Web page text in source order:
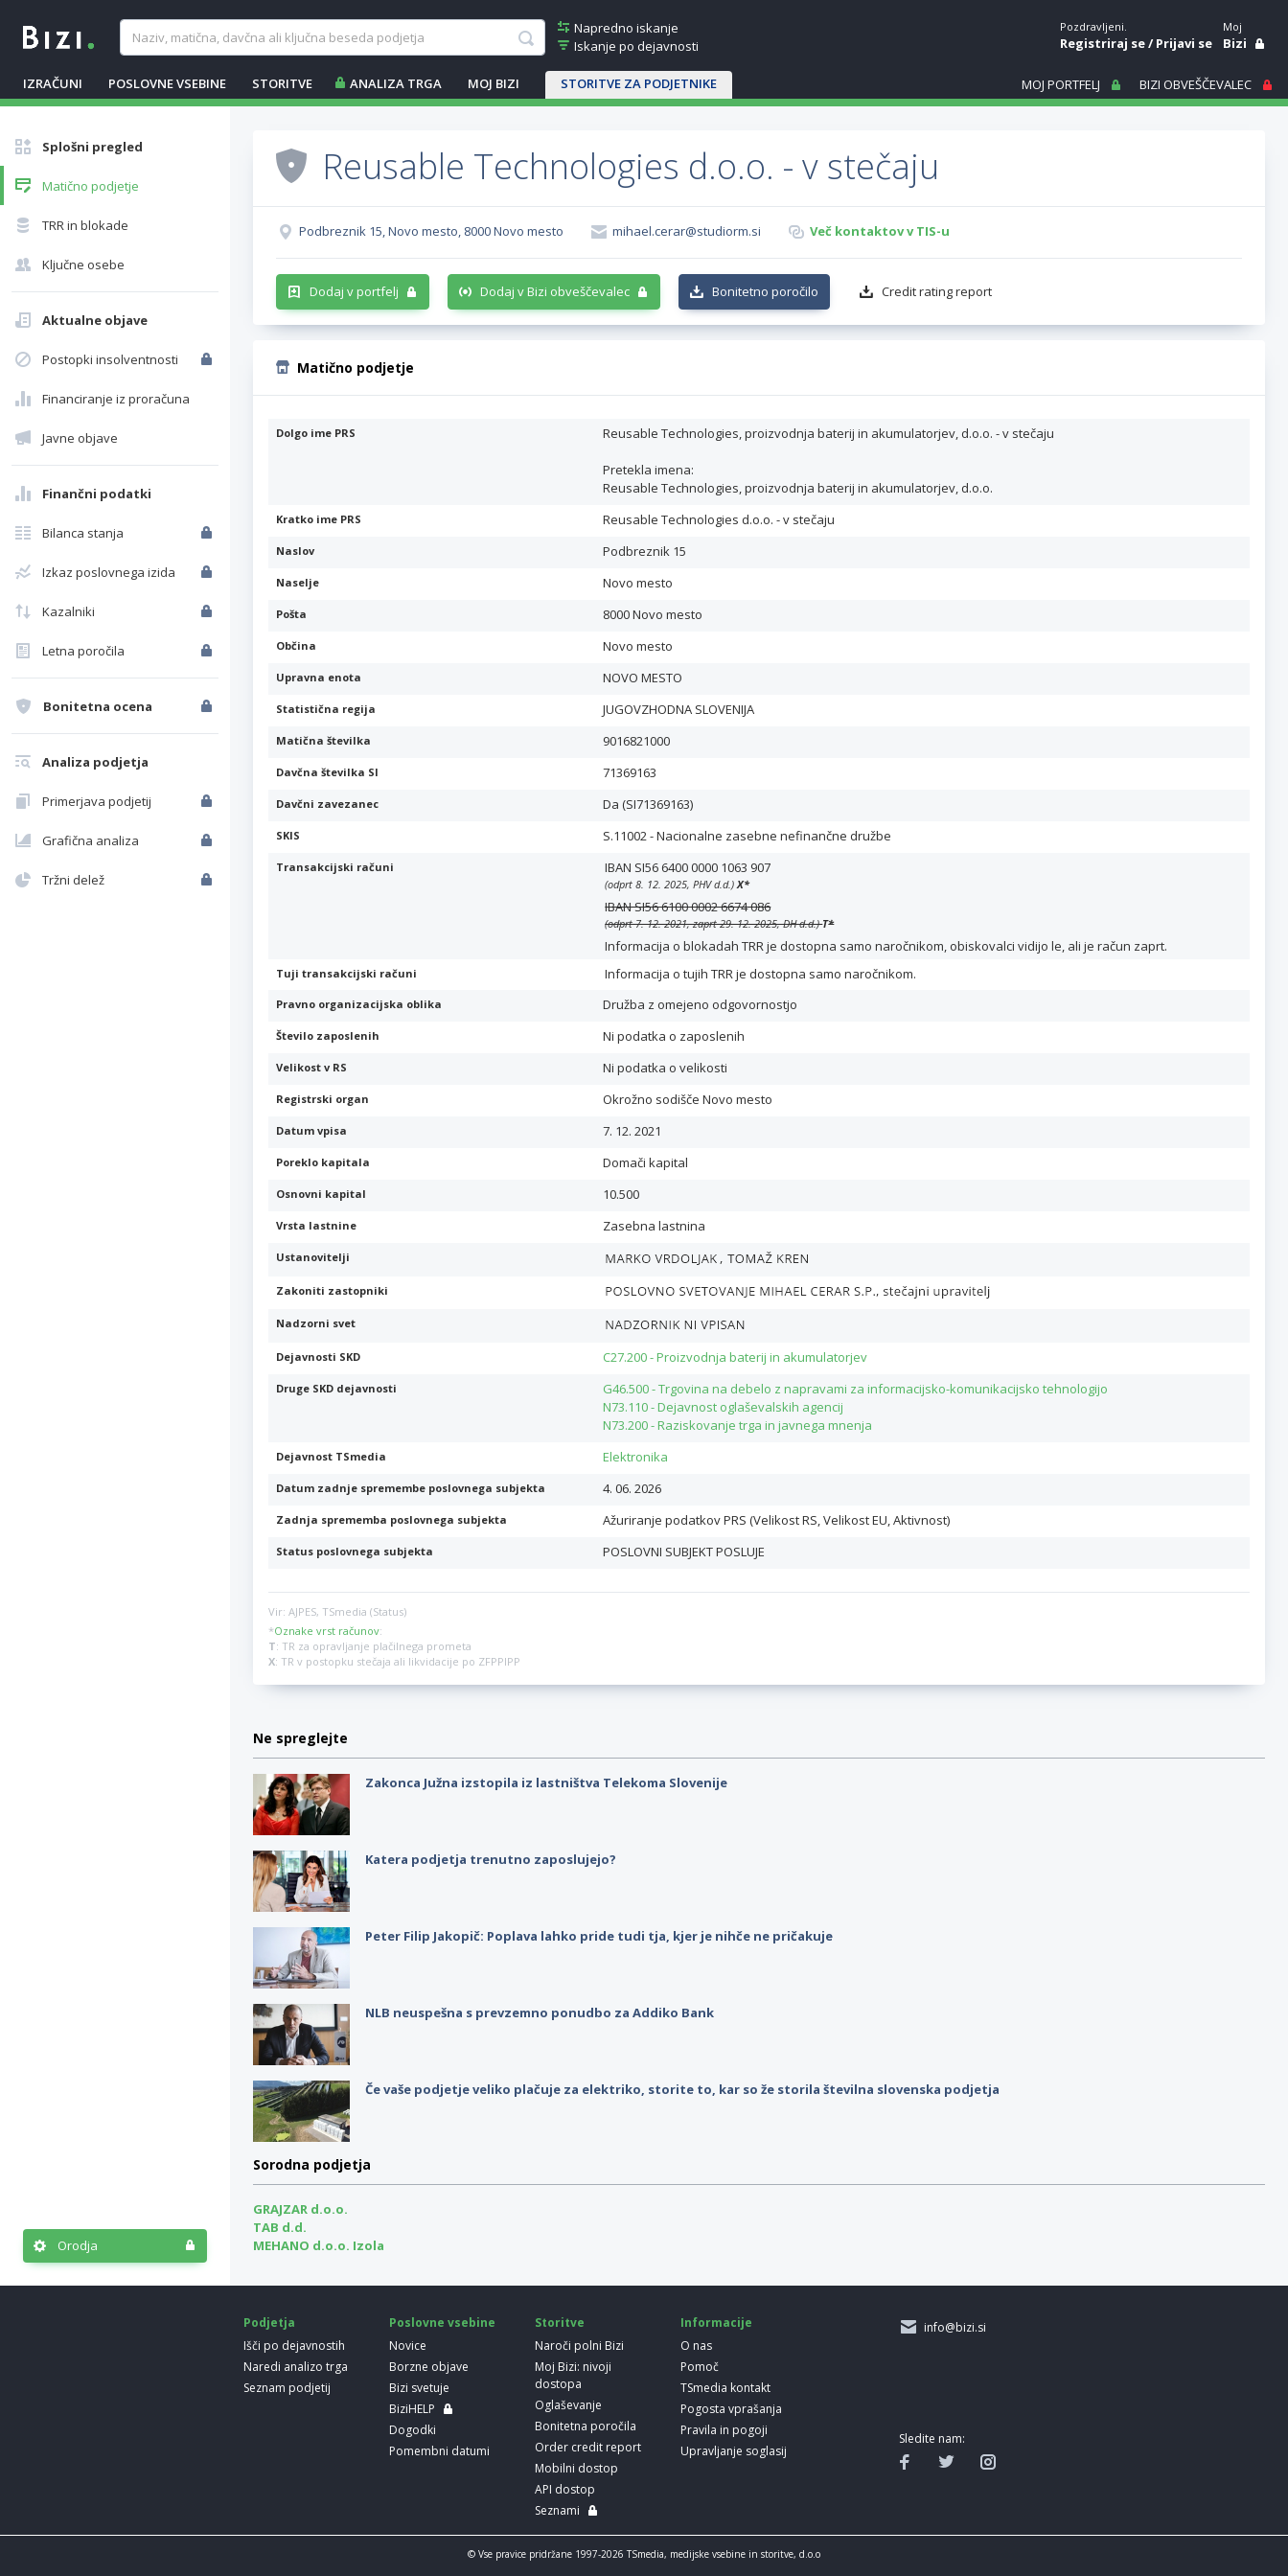
Napredno iskanje
Iskanje po dejavnosti
IZRAČUNI POSLOVNE VSEBINE STORITVE ANALIZA TRGA MOJ BIZI STORITVE ZA PODJETNIKE
Pozdravljeni.
Registriraj se/Prijavi se
Moj
Bizi
MOJ PORTFELJ BIZI OBVEŠČEVALEC
Splošni pregled
Matično podjetje
TRR in blokade
Ključne osebe
Aktualne objave
Postopki insolventnosti
Financiranje iz proračuna
Javne objave
Finančni podatki
Bilanca stanja
Izkaz poslovnega izida
Kazalniki
Letna poročila
Bonitetna ocena
Analiza podjetja
Primerjava podjetij
Grafična analiza
Tržni delež
Orodja
Reusable Technologies d.o.o. - v stečaju
Podbreznik 15, Novo mesto, 8000 Novo mesto mihael.cerar@studiorm.si Več kontaktov v TIS-u
Dodaj v portfelj Dodaj v Bizi obveščevalec Bonitetno poročilo Credit rating report
Matično podjetje
Dolgo ime PRS Reusable Technologies, proizvodnja baterij in akumulatorjev, d.o.o. - v stečaju
Pretekla imena:
Reusable Technologies, proizvodnja baterij in akumulatorjev, d.o.o.
Kratko ime PRS Reusable Technologies d.o.o. - v stečaju
Naslov Podbreznik 15
Naselje Novo mesto
Pošta 8000 Novo mesto
Občina Novo mesto
Upravna enota NOVO MESTO
Statistična regija JUGOVZHODNA SLOVENIJA
Matična številka 9016821000
Davčna številka SI 71369163
Davčni zavezanec Da (SI71369163)
SKIS S.11002 - Nacionalne zasebne nefinančne družbe
Transakcijski računi IBAN SI56 6400 0000 1063 907
(odprt 8. 12. 2025, PHV d.d.)X*
IBAN SI56 6100 0002 6674 086
(odprt 7. 12. 2021, zaprt 29. 12. 2025, DH d.d.)T*
Informacija o blokadah TRR je dostopna samo naročnikom, obiskovalci vidijo le, ali je račun zaprt.
Tuji transakcijski računi Informacija o tujih TRR je dostopna samo naročnikom.
Pravno organizacijska oblika Družba z omejeno odgovornostjo
Število zaposlenih Ni podatka o zaposlenih
Velikost v RS Ni podatka o velikosti
Registrski organ Okrožno sodišče Novo mesto
Datum vpisa 7. 12. 2021
Poreklo kapitala Domači kapital
Osnovni kapital 10.500
Vrsta lastnine Zasebna lastnina
Ustanovitelji ,
Zakoniti zastopniki
Nadzorni svet
Dejavnosti SKD C27.200 - Proizvodnja baterij in akumulatorjev
Druge SKD dejavnosti
G46.500 - Trgovina na debelo z napravami za informacijsko-komunikacijsko tehnologijo
N73.110 - Dejavnost oglaševalskih agencij
N73.200 - Raziskovanje trga in javnega mnenja
Dejavnost TSmedia Elektronika
Datum zadnje spremembe poslovnega subjekta 4. 06. 2026
Zadnja sprememba poslovnega subjekta Ažuriranje podatkov PRS (Velikost RS, Velikost EU, Aktivnost)
Status poslovnega subjekta POSLOVNI SUBJEKT POSLUJE
Vir: AJPES, TSmedia (Status)
*Oznake vrst računov:
T: TR za opravljanje plačilnega prometa
X: TR v postopku stečaja ali likvidacije po ZFPPIPP
Ne spreglejte
Zakonca Južna izstopila iz lastništva Telekoma Slovenije
Katera podjetja trenutno zaposlujejo?
Peter Filip Jakopič: Poplava lahko pride tudi tja, kjer je nihče ne pričakuje
NLB neuspešna s prevzemno ponudbo za Addiko Bank
Če vaše podjetje veliko plačuje za elektriko, storite to, kar so že storila številna slovenska podjetja
Sorodna podjetja
GRAJZAR d.o.o.
TAB d.d.
MEHANO d.o.o. Izola
Podjetja
Išči po dejavnostih
Naredi analizo trga
Seznam podjetij
Poslovne vsebine
Novice
Borzne objave
Bizi svetuje
BiziHELP
Dogodki
Pomembni datumi
Storitve
Naroči polni Bizi
Moj Bizi: nivoji
dostopa
Oglaševanje
Bonitetna poročila
Order credit report
Mobilni dostop
API dostop
Seznami
Informacije
O nas
Pomoč
TSmedia kontakt
Pogosta vprašanja
Pravila in pogoji
Upravljanje soglasij
info@bizi.si
Sledite nam:
© Vse pravice pridržane 1997-2026 TSmedia, medijske vsebine in storitve, d.o.o